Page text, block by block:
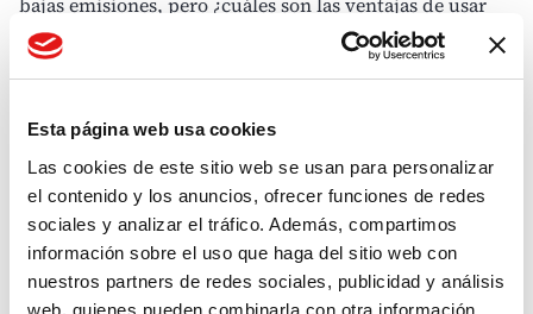
Esta página web usa cookies
Las cookies de este sitio web se usan para personalizar
el contenido y los anuncios, ofrecer funciones de redes
sociales y analizar el tráfico. Además, compartimos
información sobre el uso que haga del sitio web con
nuestros partners de redes sociales, publicidad y análisis
web, quienes pueden combinarla con otra información
este combustible para el transporte marítimo?
sostenible para lograr los objetivos de
descarbonización
de emisiones de 2030 para las emisiones de vehículos
pesados.
El GNL puede abastecer de suficiente energía a un barco
para que funcione correctamente y pueda realizar el
trayecto que precise.